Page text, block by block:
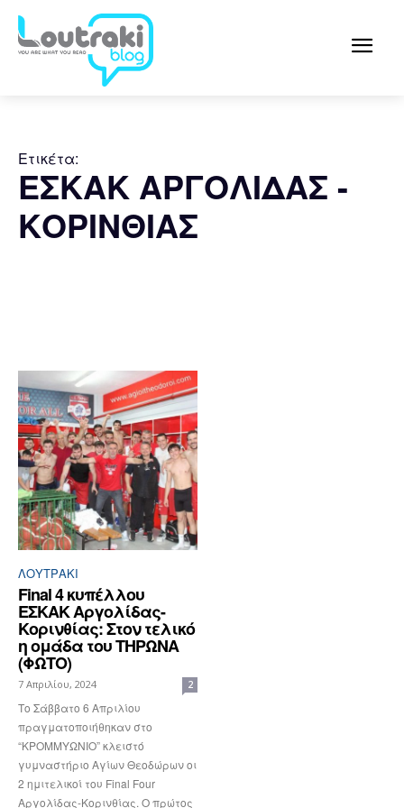
Ετικέτα:
ΕΣΚΑΚ ΑΡΓΟΛΙΔΑΣ -
ΚΟΡΙΝΘΙΑΣ
ΛΟΥΤΡΆΚΙ
Final 4 κυπέλλου
ΕΣΚΑΚ Αργολίδας-
Κορινθίας: Στον τελικό
η ομάδα του ΤΗΡΩΝΑ
(ΦΩΤΟ)
7 Απριλίου, 2024 2
Το Σάββατο 6 Απριλίου
πραγματοποιήθηκαν στο
“ΚΡΟΜΜΥΩΝΙΟ” κλειστό
γυμναστήριο Αγίων Θεοδώρων οι
2 ημιτελικοί του Final Four
Αργολίδας-Κορινθίας. Ο πρώτος